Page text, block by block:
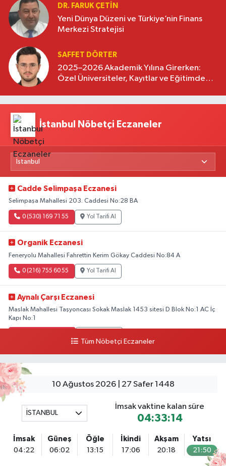
DR. FARUK ÇETİN
Yeni Dünya Düzeni ve Türkiye’nin Finans
Merkezi Stratejisi
SAFFET DÖRTER
2025–2026 Akademik Yılına Girerken:
Özel Üniversiteler, Kayıtlar ve Eğitimde
İstanbul Nöbetçi Eczaneler
Cadde Selimpaşa Eczanesi
Selimpaşa Mahallesi 203. Caddesi No:28 BA
0 (530) 169 71 55 Yol Tarifi Al
Organik Eczanesi
Feneryolu Mahallesi Fahrettin Kerim Gökay Caddesi No:84 A
0 (216) 755 60 55 Yol Tarifi Al
Aynalı Çarşı Eczanesi
Maslak Mahallesi Taşyoncası Sokak Maslak 1453 sitesi D Blok No:1 AC İç
Kapı No:1
Osmanağa Mahallesi Kuşdili Caddesi No:55 A
0 (216) 784 30 99 Yol Tarifi Al
Ekinoba Eczanesi
0 (212) 823 05 30 Yol Tarifi Al
Tüm Nöbetçi Eczaneler
10 Ağustos 2026 | 27 Safer 1448
İSTANBUL
İmsak vaktine kalan süre
04:33:14
İmsak
04:22
Güneş
06:02
Öğle
13:15
İkindi
17:06
Akşam
20:18
Yatsı
21:50